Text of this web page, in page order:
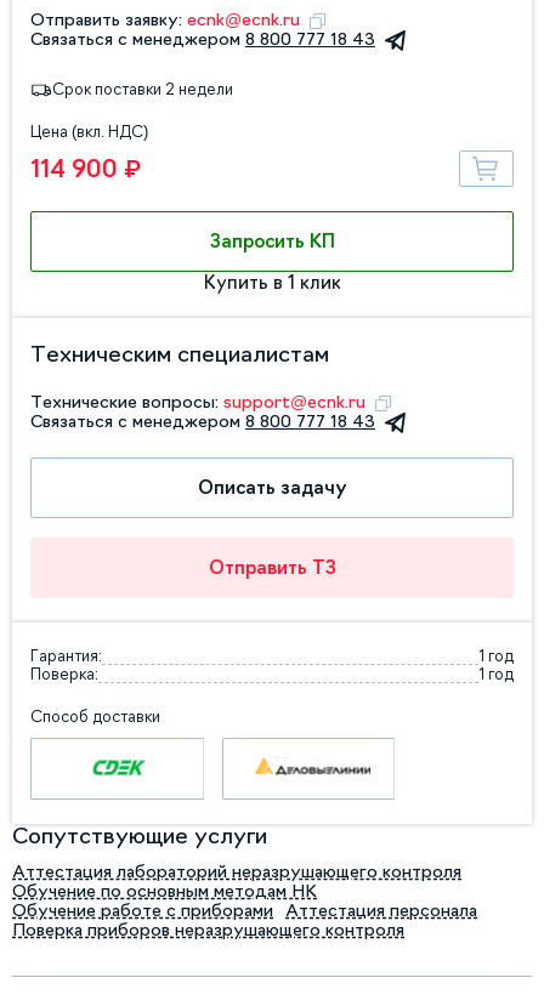
Отправить заявку: ecnk@ecnk.ru
Связаться с менеджером 8 800 777 18 43
Срок поставки 2 недели
Цена (вкл. НДС)
114 900 ₽
Запросить КП
Купить в 1 клик
Техническим специалистам
Технические вопросы: support@ecnk.ru
Связаться с менеджером 8 800 777 18 43
Описать задачу
Отправить ТЗ
Гарантия:
1 год
Поверка:
1 год
Способ доставки
Сопутствующие услуги
Аттестация лабораторий неразрушающего контроля
Обучение по основным методам НК
Обучение работе с приборами
Аттестация персонала
Поверка приборов неразрушающего контроля